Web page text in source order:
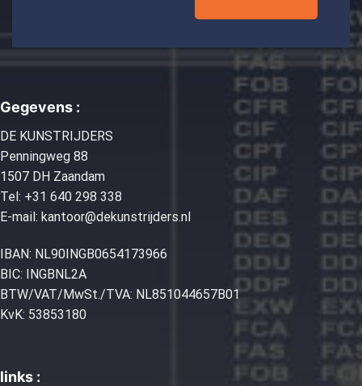
Gegevens :
DE KUNSTRIJDERS
Penningweg 88
1507 DH Zaandam
Tel: +31 640 298 338
E-mail: kantoor@dekunstrijders.nl
IBAN: NL90INGB0654173966
BIC: INGBNL2A
BTW/VAT/MwSt./TVA: NL851044657B01
KvK: 53853180
links :